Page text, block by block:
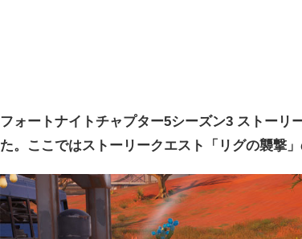
フォートナイトチャプター5シーズン3 ストーリ
た。ここではストーリークエスト「リグの襲撃」